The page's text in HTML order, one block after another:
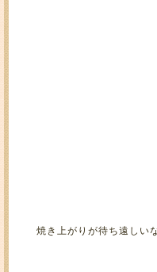
焼き上がりが待ち遠しい